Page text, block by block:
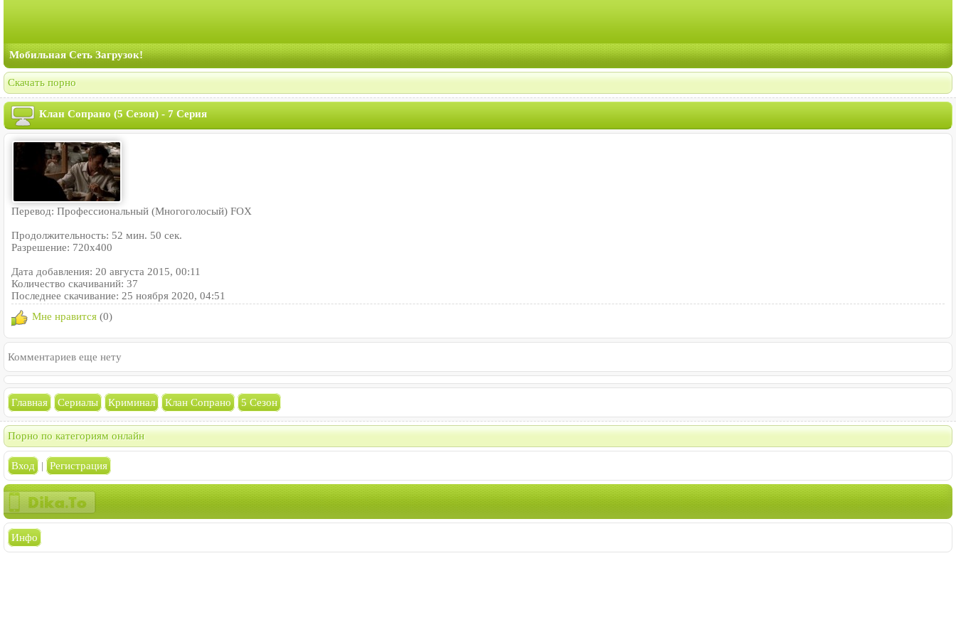
Мобильная Сеть Загрузок!
Скачать порно
Клан Сопрано (5 Сезон) - 7 Серия
Перевод: Профессиональный (Многоголосый) FOX
Продолжительность: 52 мин. 50 сек.
Разрешение: 720x400
Дата добавления: 20 августа 2015, 00:11
Количество скачиваний: 37
Последнее скачивание: 25 ноября 2020, 04:51
Мне нравится (0)
Комментариев еще нету
Главная Сериалы Криминал Клан Сопрано 5 Сезон
Порно по категориям онлайн
Вход | Регистрация
Инфо